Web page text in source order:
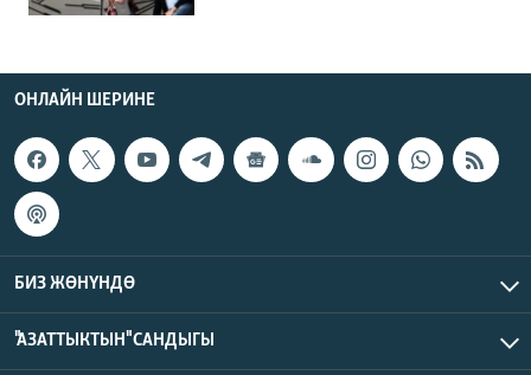
ОНЛАЙН ШЕРИНЕ
БИЗ ЖӨНҮНДӨ
"АЗАТТЫКТЫН" САНДЫГЫ